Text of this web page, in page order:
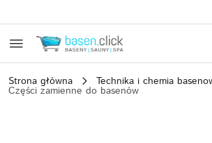
Strona główna Technika i chemia
Części zamienne do basenów